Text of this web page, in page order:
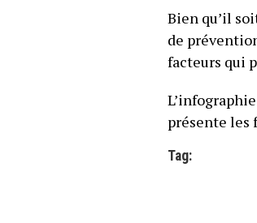
Bien qu’il
de
facteurs qui
présente les
Tag: